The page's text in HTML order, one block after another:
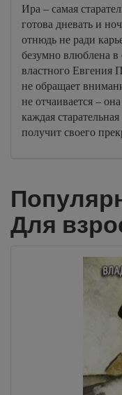
Ира – самая
готова дневать и
отнюдь не ради
безумно влюблена в
властного Евгения
не обращает
не отчаивается –
каждая
получит своего
Для